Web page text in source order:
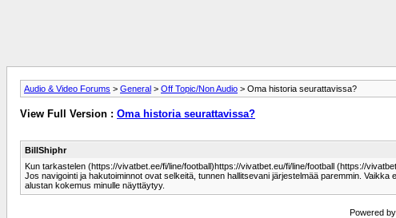
Audio & Video Forums > General > Off Topic/Non Audio > Oma historia seurattavissa?
View Full Version : Oma historia seurattavissa?
BillShiphr
Kun tarkastelen (https://vivatbet.ee/fi/line/football)https://vivatbet.eu/fi/line/football (https://
Jos navigointi ja hakutoiminnot ovat selkeitä, tunnen hallitsevani järjestelmää paremmin.
alustan kokemus minulle näyttäytyy.
Powered